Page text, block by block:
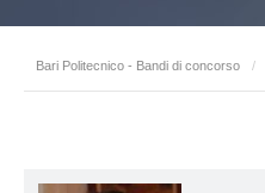
Bari Politecnico - Bandi di concorso /